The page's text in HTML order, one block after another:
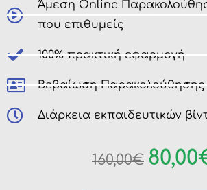
Άμεση Online
που επιθυμείς
100% πρακτική εφαρμογή
Βεβαίωση Παρακολούθησης
Διάρκεια εκπαιδευτικών
160,00€ 80,00